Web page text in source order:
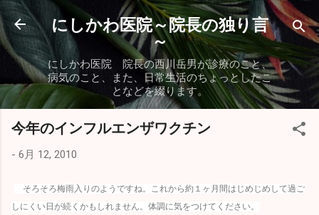
スキップしてメイン コンテンツに移動
にしかわ医院～院長の独り言
～
にしかわ医院 院長の西川岳男が診療のこと、
病気のこと、また、日常生活のちょっとしたこ
となどを綴ります。
今年のインフルエンザワクチン
- 6月 12, 2010
そろそろ梅雨入りのようですね。これから約１ヶ月間はじめじめして過ご
しにくい日が続くかもしれません。体調に気をつけてください。